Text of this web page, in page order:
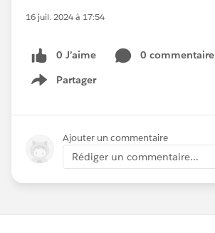
16 juil. 2024 à 17:54
0 J’aime
0 commentaire
Partager
Show menu
Ajouter un commentaire
Rédiger un commentaire...